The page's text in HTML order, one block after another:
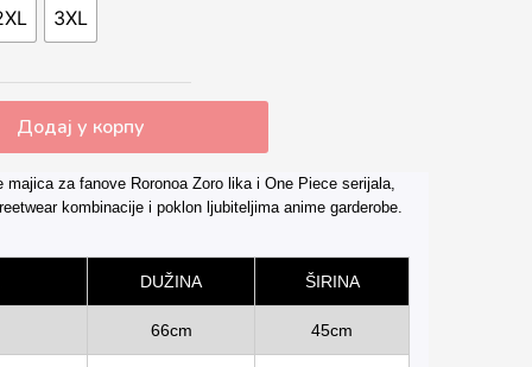
3XL
Додај у корпу
za fanove Roronoa Zoro lika i One Piece serijala,
kombinacije i poklon ljubiteljima anime garderobe.
DUŽINA ŠIRINA
66cm 45cm